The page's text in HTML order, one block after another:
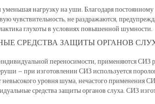
нагрузку на уши. Благодаря
чувствительность, не раздражаются,
глухоты в условиях повышенной шумности.
СРЕДСТВА ЗАЩИТЫ ОРГАНОВ
переносимости, применяются СИЗ
– при изготовлении СИЗ используется
уровня шума, нечастого применения
средства защиты органов слуха. СИЗ